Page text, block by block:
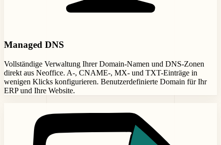
Managed DNS
Vollständige Verwaltung Ihrer Domain-Namen und DNS-Zonen
direkt aus Neoffice. A-, CNAME-, MX- und TXT-Einträge in
wenigen Klicks konfigurieren. Benutzerdefinierte Domain für Ihr
ERP und Ihre Website.